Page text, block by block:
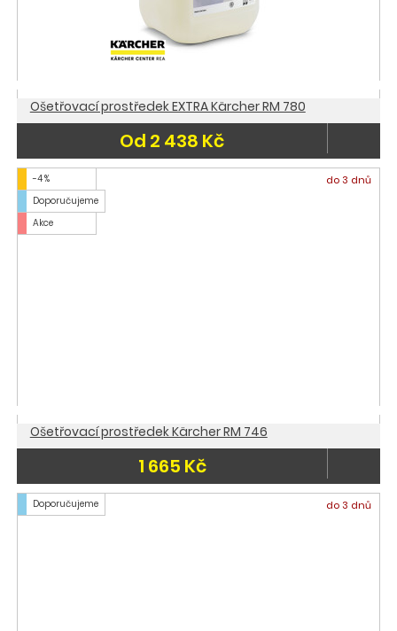
Ošetřovací prostředek EXTRA Kärcher RM 780
Od 2 438 Kč
-4 %
Doporučujeme
Akce
do 3 dnů
Ošetřovací prostředek Kärcher RM 746
1 665 Kč
Doporučujeme do 3 dnů